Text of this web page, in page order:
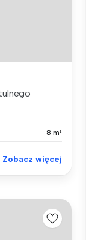
8 m²
Zobacz więcej